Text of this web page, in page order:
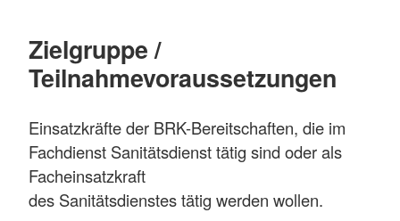
Zielgruppe /
Teilnahmevoraussetzungen
Einsatzkräfte der BRK-Bereitschaften, die im
Fachdienst Sanitätsdienst tätig sind oder als
Facheinsatzkraft
des Sanitätsdienstes tätig werden wollen.